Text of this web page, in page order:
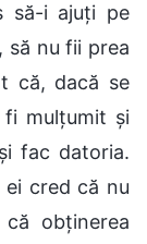
să-i ajuți pe
să nu fii prea
că, dacă se
mulțumit și
fac datoria.
ei cred că nu
obținerea